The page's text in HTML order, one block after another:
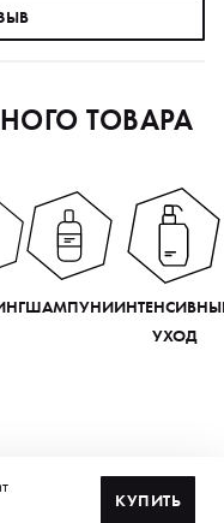
ТОВАРА
ШАМПУНИ
УХОД
КУПИТЬ